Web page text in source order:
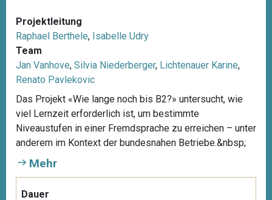
Projektleitung
Raphael Berthele, Isabelle Udry
Team
Jan Vanhove, Silvia Niederberger, Lichtenauer Karine,
Renato Pavlekovic
Das Projekt «Wie lange noch bis B2?» untersucht, wie
viel Lernzeit erforderlich ist, um bestimmte
Niveaustufen in einer Fremdsprache zu erreichen – unter
anderem im Kontext der bundesnahen Betriebe.&nbsp;
Mehr
Dauer